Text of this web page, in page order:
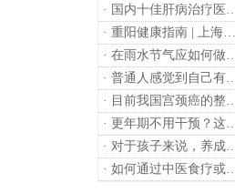
· 国内十佳肝病
· 重阳健康指南 | 上海诗烨：秋养正当时，这份健康小贴士请收好​
· 在雨水节气应如何
· 普通人感觉到自己有心理问题，有
· 目前我国宫颈癌的整体流行
· 更年期不用干预
· 对于孩子来说，养成哪些
· 如何通过中医食疗或穴位按